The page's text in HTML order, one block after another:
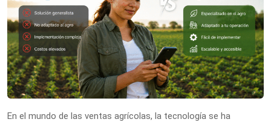
En el mundo de las ventas agrícolas, la tecnología se ha